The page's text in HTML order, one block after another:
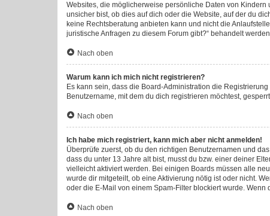
Websites, die möglicherweise persönliche Daten von
unsicher bist, ob dies auf dich oder die Website, auf der du
keine Rechtsberatung anbieten kann und nicht die
juristische Anfragen zu diesem Forum gibt?“ behandelt
Nach oben
Warum kann ich mich nicht registrieren?
Es kann sein, dass die Board-Administration die
Benutzername, mit dem du dich registrieren möchtest,
Nach oben
Ich habe mich registriert, kann mich aber nicht anmelden!
Überprüfe zuerst, ob du den richtigen Benutzernamen und
dass du unter 13 Jahre alt bist, musst du bzw. einer deiner
vielleicht aktiviert werden. Bei einigen Boards müssen alle
wurde dir mitgeteilt, ob eine Aktivierung nötig ist oder nicht.
oder die E-Mail von einem Spam-Filter blockiert wurde.
Nach oben